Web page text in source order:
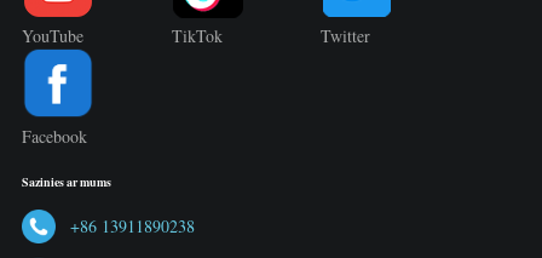
YouTube TikTok Twitter
Facebook
Sazinies ar mums
+86 13911890238